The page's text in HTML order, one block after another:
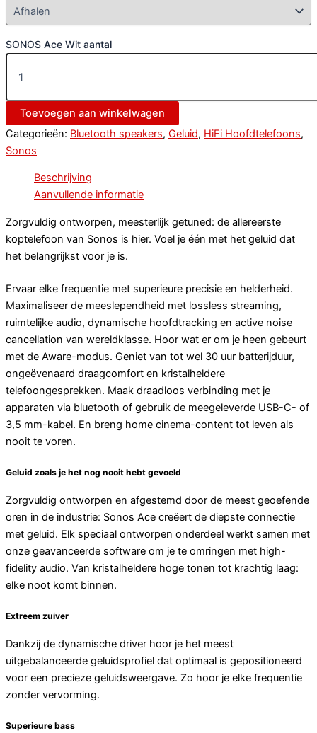
SONOS Ace Wit aantal
Toevoegen aan winkelwagen
Categorieën: Bluetooth speakers, Geluid, HiFi Hoofdtelefoons,
Sonos
Beschrijving
Aanvullende informatie
Zorgvuldig ontworpen, meesterlijk getuned: de allereerste
koptelefoon van Sonos is hier. Voel je één met het geluid dat
het belangrijkst voor je is.
Ervaar elke frequentie met superieure precisie en helderheid.
Maximaliseer de meeslependheid met lossless streaming,
ruimtelijke audio, dynamische hoofdtracking en active noise
cancellation van wereldklasse. Hoor wat er om je heen gebeurt
met de Aware-modus. Geniet van tot wel 30 uur batterijduur,
ongeëvenaard draagcomfort en kristalheldere
telefoongesprekken. Maak draadloos verbinding met je
apparaten via bluetooth of gebruik de meegeleverde USB-C- of
3,5 mm-kabel. En breng home cinema-content tot leven als
nooit te voren.
Geluid zoals je het nog nooit hebt gevoeld
Zorgvuldig ontworpen en afgestemd door de meest geoefende
oren in de industrie: Sonos Ace creëert de diepste connectie
met geluid. Elk speciaal ontworpen onderdeel werkt samen met
onze geavanceerde software om je te omringen met high-
fidelity audio. Van kristalheldere hoge tonen tot krachtig laag:
elke noot komt binnen.
Extreem zuiver
Dankzij de dynamische driver hoor je het meest
uitgebalanceerde geluidsprofiel dat optimaal is gepositioneerd
voor een precieze geluidsweergave. Zo hoor je elke frequentie
zonder vervorming.
Superieure bass